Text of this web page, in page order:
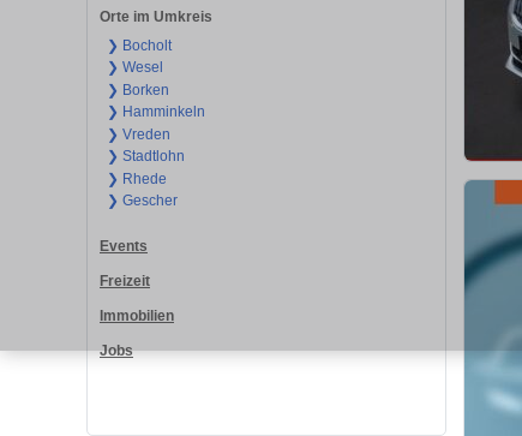
Orte im Umkreis
❯ Bocholt
❯ Wesel
❯ Borken
❯ Hamminkeln
❯ Vreden
❯ Stadtlohn
❯ Rhede
❯ Gescher
Events
Freizeit
Immobilien
Jobs